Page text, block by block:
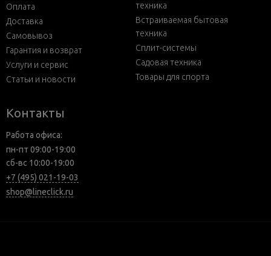
Оплата
Доставка
Самовывоз
Гарантия и возврат
Услуги и сервис
Статьи и новости
техника
Встраиваемая бытовая
техника
Сплит-системы
Садовая техника
Товары для спорта
Контакты
Работа офиса:
пн-пт 09:00-19:00
сб-вс 10:00-19:00
+7 (495) 021-19-03
shop@lineclick.ru